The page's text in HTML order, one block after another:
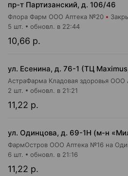
пр-т Партизанский, д. 106/46
Флора Фарм ООО Аптека №20
10,66 р.
5 шт. обновл. в 22:44
11,22 р.
2 шт. обновл. в 21:21
ул. Одинцова, д. 69-1Н (м-н
ФармОстров ООО Аптека №16 на
11,22 р.
6 шт. обновл. в 21:16